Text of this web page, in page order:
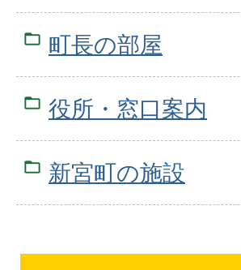
町長の部屋
役所・窓口案内
新宮町の施設